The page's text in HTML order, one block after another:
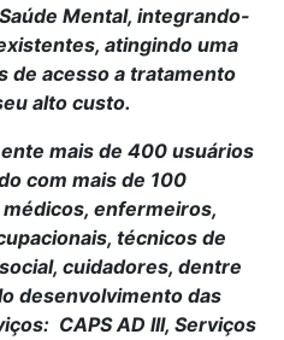
Mental, integrando-
atingindo uma
de acesso a tratamento
alto custo.
mais de 400 usuários
com mais de 100
enfermeiros,
técnicos de
cuidadores, dentre
desenvolvimento das
CAPS AD III, Serviços